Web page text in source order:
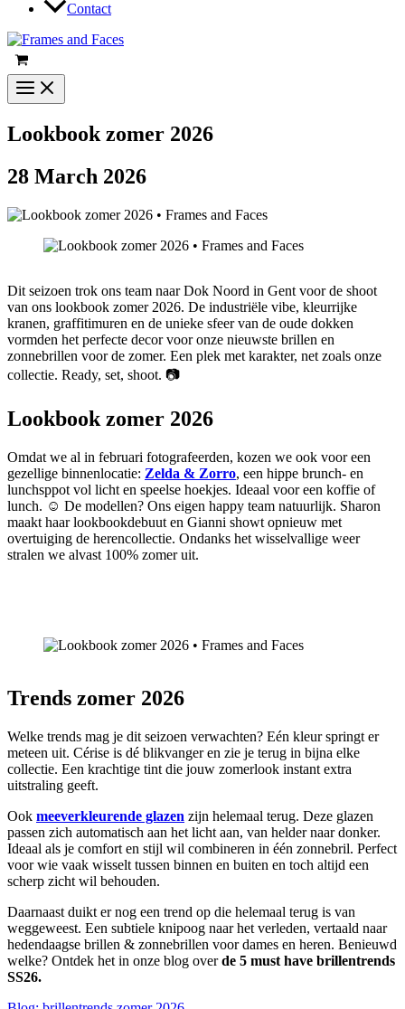
Contact
Lookbook zomer 2026
28 March 2026
Dit seizoen trok ons team naar Dok Noord in Gent voor de shoot
van ons lookbook zomer 2026. De industriële vibe, kleurrijke
kranen, graffitimuren en de unieke sfeer van de oude dokken
vormden het perfecte decor voor onze nieuwste brillen en
zonnebrillen voor de zomer. Een plek met karakter, net zoals onze
collectie. Ready, set, shoot. 📷
Lookbook zomer 2026
Omdat we al in februari fotografeerden, kozen we ook voor een
gezellige binnenlocatie: Zelda & Zorro, een hippe brunch- en
lunchsppot vol licht en speelse hoekjes. Ideaal voor een koffie of
lunch. ☺️ De modellen? Ons eigen happy team natuurlijk. Sharon
maakt haar lookbookdebuut en Gianni showt opnieuw met
overtuiging de herencollectie. Ondanks het wisselvallige weer
stralen we alvast 100% zomer uit.
Trends zomer 2026
Welke trends mag je dit seizoen verwachten? Eén kleur springt er
meteen uit. Cérise is dé blikvanger en zie je terug in bijna elke
collectie. Een krachtige tint die jouw zomerlook instant extra
uitstraling geeft.
Ook meeverkleurende glazen zijn helemaal terug. Deze glazen
passen zich automatisch aan het licht aan, van helder naar donker.
Ideaal als je comfort en stijl wil combineren in één zonnebril. Perfect
voor wie vaak wisselt tussen binnen en buiten en toch altijd een
scherp zicht wil behouden.
Daarnaast duikt er nog een trend op die helemaal terug is van
weggeweest. Een subtiele knipoog naar het verleden, vertaald naar
hedendaagse brillen & zonnebrillen voor dames en heren. Benieuwd
welke? Ontdek het in onze blog overde 5 must have brillentrends
SS26.